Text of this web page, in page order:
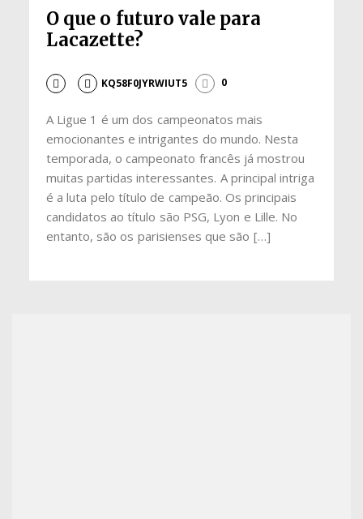
O que o futuro vale para
Lacazette?
KQ58F0JYRWIUT5 0
A Ligue 1 é um dos campeonatos mais
emocionantes e intrigantes do mundo. Nesta
temporada, o campeonato francês já mostrou
muitas partidas interessantes. A principal intriga
é a luta pelo título de campeão. Os principais
candidatos ao título são PSG, Lyon e Lille. No
entanto, são os parisienses que são […]